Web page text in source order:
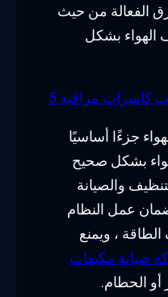
الفعالة من حيث
الهواء بشكل
كاميرات مراقبة 5
جزءًا أساسيًا
بشكل صحيح
والصيانة
عمل النظام
، ويمنع
صيانة مكيفات
أو الحطام.